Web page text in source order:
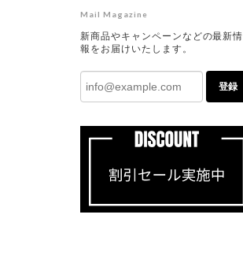
Mail Magazine
新商品やキャンペーンなどの最新情
報をお届けいたします。
登録